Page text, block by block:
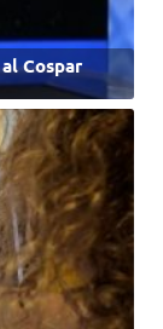
Cospar